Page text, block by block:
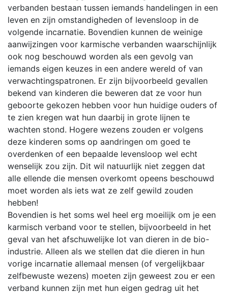
verbanden bestaan tussen iemands handelingen in een
leven en zijn omstandigheden of levensloop in de
volgende incarnatie. Bovendien kunnen de weinige
aanwijzingen voor karmische verbanden waarschijnlijk
ook nog beschouwd worden als een gevolg van
iemands eigen keuzes in een andere wereld of van
verwachtingspatronen. Er zijn bijvoorbeeld gevallen
bekend van kinderen die beweren dat ze voor hun
geboorte gekozen hebben voor hun huidige ouders of
te zien kregen wat hun daarbij in grote lijnen te
wachten stond. Hogere wezens zouden er volgens
deze kinderen soms op aandringen om goed te
overdenken of een bepaalde levensloop wel echt
wenselijk zou zijn. Dit wil natuurlijk niet zeggen dat
alle ellende die mensen overkomt opeens beschouwd
moet worden als iets wat ze zelf gewild zouden
hebben!
Bovendien is het soms wel heel erg moeilijk om je een
karmisch verband voor te stellen, bijvoorbeeld in het
geval van het afschuwelijke lot van dieren in de bio-
industrie. Alleen als we stellen dat die dieren in hun
vorige incarnatie allemaal mensen (of vergelijkbaar
zelfbewuste wezens) moeten zijn geweest zou er een
verband kunnen zijn met hun eigen gedrag uit het